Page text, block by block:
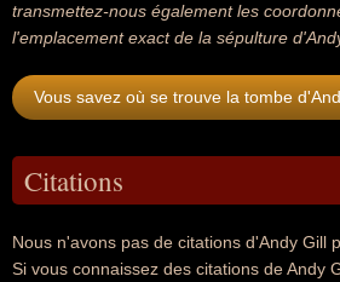
transmettez-nous également les
l'emplacement exact de la sépulture
Vous savez où se trouve la tombe
Citations
Nous n'avons pas de citations d'Andy Gill
Si vous connaissez des citations de Andy